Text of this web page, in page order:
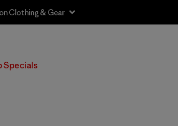
Clothing & Gear
Specials